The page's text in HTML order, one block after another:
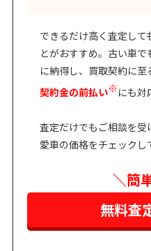
できるだけ高く査定して
とがおすすめ。古い車
に納得し、買取契約に至
契約金の前払い※ にも対
査定だけでもご相談を
愛車の価格をチェックし
＼簡
無料査